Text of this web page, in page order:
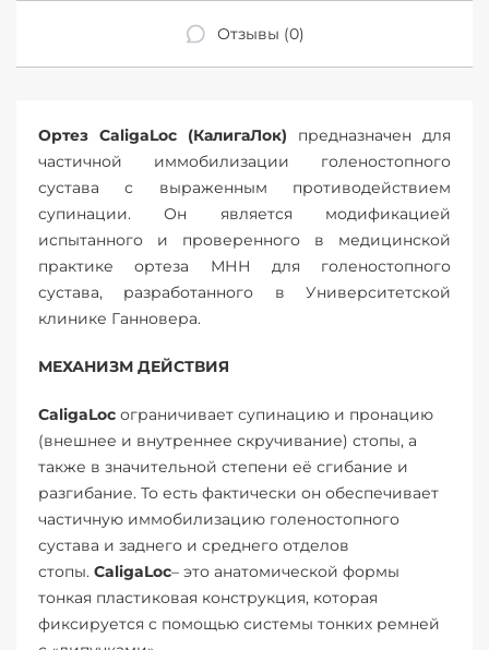
Отзывы (0)
Ортез CaligaLoc (КалигаЛок) предназначен для
частичной иммобилизации голеностопного
сустава с выраженным противодействием
супинации. Он является модификацией
испытанного и проверенного в медицинской
практике ортеза МНН для голеностопного
сустава, разработанного в Университетской
клинике Ганновера.
МЕХАНИЗМ ДЕЙСТВИЯ
CaligaLoc ограничивает супинацию и пронацию
(внешнее и внутреннее скручивание) стопы, а
также в значительной степени её сгибание и
разгибание. То есть фактически он обеспечивает
частичную иммобилизацию голеностопного
сустава и заднего и среднего отделов
стопы. CaligaLoc– это анатомической формы
тонкая пластиковая конструкция, которая
фиксируется с помощью системы тонких ремней